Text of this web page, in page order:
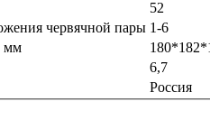
52
червячной пары 1-6
мм
6,7
Россия